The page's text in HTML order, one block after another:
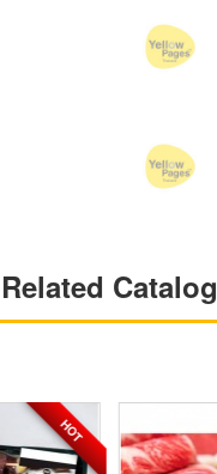
Related Catalog
HOT